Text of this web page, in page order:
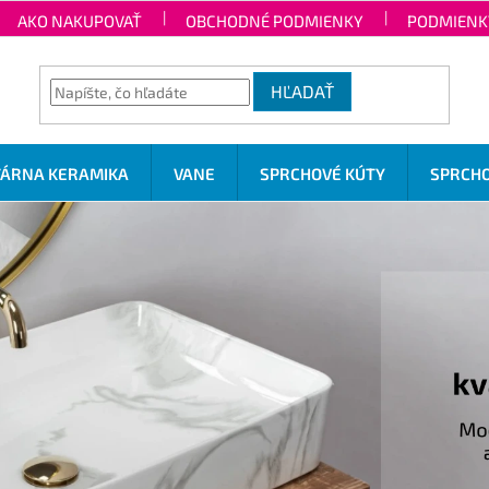
AKO NAKUPOVAŤ OBCHODNÉ PODMIENKY
HĽADAŤ
KERAMIKA VANE SPRCHOVÉ KÚTY